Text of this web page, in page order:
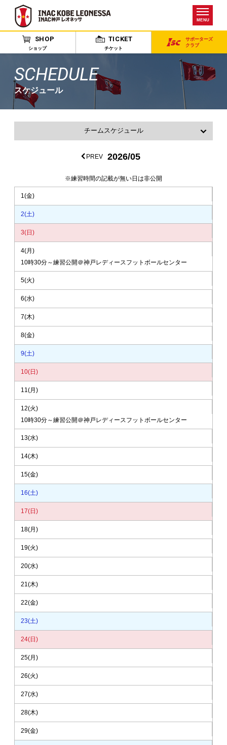
MENU
SHOP
ショップ
TICKET
チケット
サポーターズ
クラブ
SCHEDULE
スケジュール
チームスケジュール
PREV 2026/05
※練習時間の記載が無い日は非公開
1(金)
2(土)
3(日)
4(月)
10時30分～練習公開＠神戸レディースフットボールセンター
5(火)
6(水)
7(木)
8(金)
9(土)
10(日)
11(月)
12(火)
10時30分～練習公開＠神戸レディースフットボールセンター
13(水)
14(木)
15(金)
16(土)
17(日)
18(月)
19(火)
20(水)
21(木)
22(金)
23(土)
24(日)
25(月)
26(火)
27(水)
28(木)
29(金)